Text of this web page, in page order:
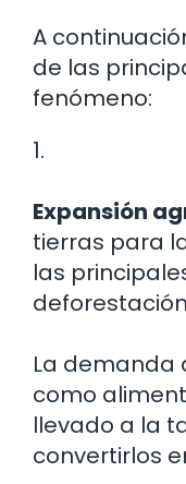
A
de las
fenómeno:
1.
Expansión
tierras para
las
La demanda
como
llevado a la
convertirlos